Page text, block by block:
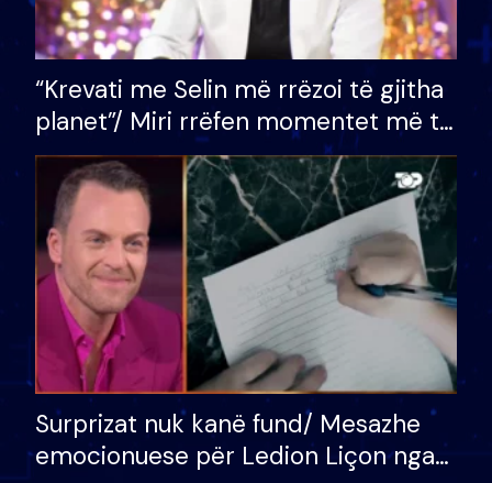
“Krevati me Selin më rrëzoi të gjitha
planet”/ Miri rrëfen momentet më të
bukura në shtëpinë e BB VIP: Do më
mungojë zilja e mëngjesit kur…
Surprizat nuk kanë fund/ Mesazhe
emocionuese për Ledion Liçon nga